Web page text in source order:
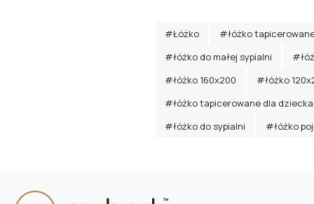
#Łóżko #łóżko
#łóżko do małej sypialni
#łóżko 160x200
#łóżko
#łóżko tapicerowane dla dziecka
#łóżko do sypialni
#łóżko